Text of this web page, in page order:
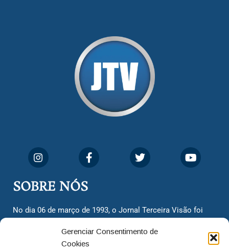
Gerenciar Consentimento de
Cookies
SOBRE NÓS
No dia 06 de março de 1993, o Jornal Terceira Visão foi
cidadãos valinhenses, já que naquela época só existiam
dois jornais. Há mais de 30 anos, o jornal continua